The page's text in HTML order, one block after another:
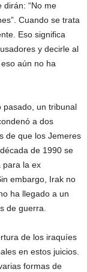
dirán: “No me
Cuando se trata
Eso significa
y decirle al
aún no ha
pasado, un tribunal
a dos
de que los Jemeres
de 1990 se
para la ex
embargo, Irak no
ha llegado a un
de guerra.
de los iraquíes
en estos juicios.
formas de